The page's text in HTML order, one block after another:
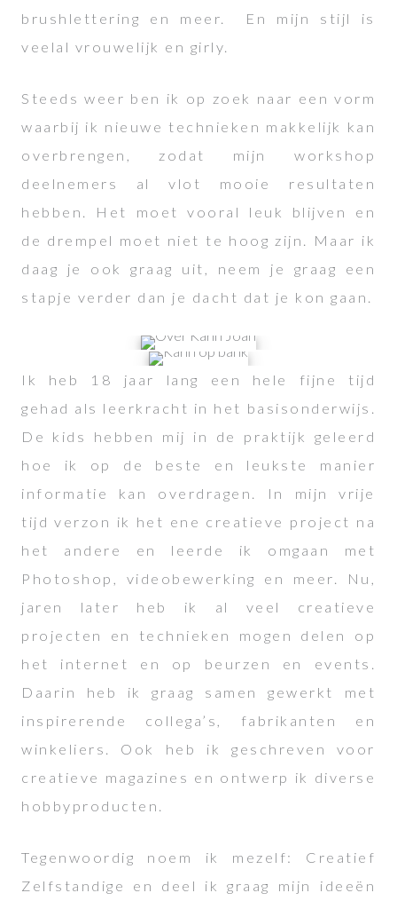
brushlettering en meer. En mijn stijl is
veelal vrouwelijk en girly.
Steeds weer ben ik op zoek naar een vorm
waarbij ik nieuwe technieken makkelijk kan
overbrengen, zodat mijn workshop
deelnemers al vlot mooie resultaten
hebben. Het moet vooral leuk blijven en
de drempel moet niet te hoog zijn. Maar ik
daag je ook graag uit, neem je graag een
stapje verder dan je dacht dat je kon gaan.
Ik heb 18 jaar lang een hele fijne tijd
gehad als leerkracht in het basisonderwijs.
De kids hebben mij in de praktijk geleerd
hoe ik op de beste en leukste manier
informatie kan overdragen. In mijn vrije
tijd verzon ik het ene creatieve project na
het andere en leerde ik omgaan met
Photoshop, videobewerking en meer. Nu,
jaren later heb ik al veel creatieve
projecten en technieken mogen delen op
het internet en op beurzen en events.
Daarin heb ik graag samen gewerkt met
inspirerende collega’s, fabrikanten en
winkeliers. Ook heb ik geschreven voor
creatieve magazines en ontwerp ik diverse
hobbyproducten.
Tegenwoordig noem ik mezelf: Creatief
Zelfstandige en deel ik graag mijn ideeën